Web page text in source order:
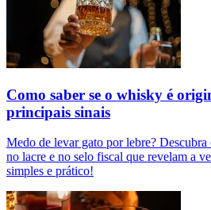
Como saber se o whisky é
principais sinais
Medo de levar gato por lebre? Descubra
no lacre e no selo fiscal que revelam a
simples e prático!